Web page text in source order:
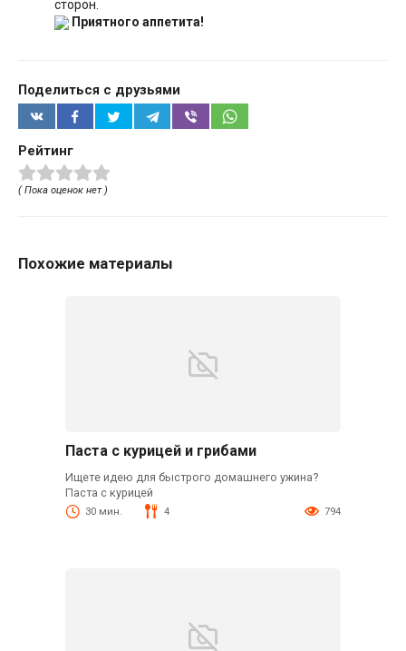
сторон.
Приятного аппетита!
Поделиться с друзьями
Рейтинг
( Пока оценок нет )
Похожие материалы
Паста с курицей и грибами
Ищете идею для быстрого домашнего ужина?
Паста с курицей
30 мин. 4 794